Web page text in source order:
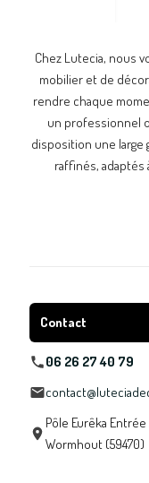
Chez Lutecia, nous
mobilier et de
rendre chaque
un professionnel
disposition une large
raffinés, adaptés
Contact
06 26 27 40 79
Pôle Eurêka Entrée
Wormhout (59470)